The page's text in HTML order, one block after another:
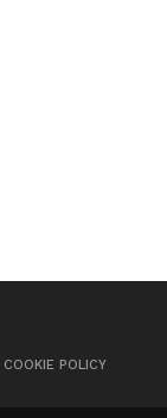
COOKIE POLICY